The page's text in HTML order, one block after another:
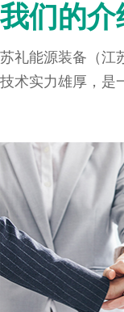
我们的介
苏礼能源装备（江
技术实力雄厚，是